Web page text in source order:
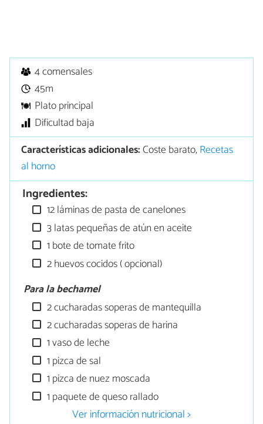
4 comensales
45m
Plato principal
Dificultad baja
Características adicionales:Coste barato,Recetas
al horno
Ingredientes:
12 láminas de pasta de canelones
3 latas pequeñas de atún en aceite
1 bote de tomate frito
2 huevos cocidos ( opcional)
Para la bechamel
2 cucharadas soperas de mantequilla
2 cucharadas soperas de harina
1 vaso de leche
1 pizca de sal
1 pizca de nuez moscada
1 paquete de queso rallado
Ver información nutricional >